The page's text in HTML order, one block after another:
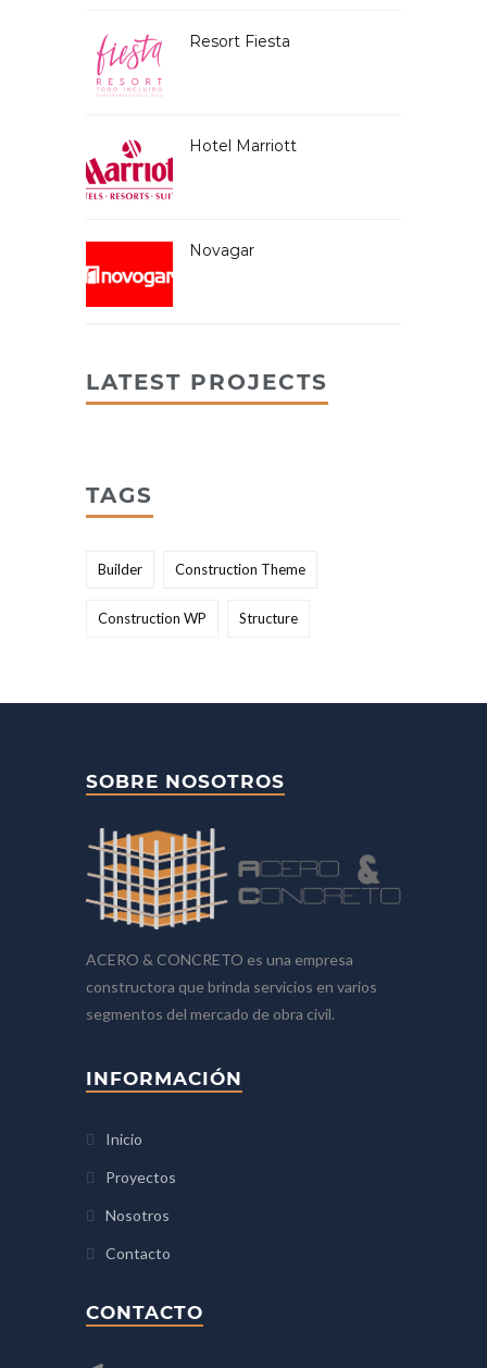
Resort Fiesta
Hotel Marriott
Novagar
LATEST PROJECTS
TAGS
Builder Construction Theme
Construction WP Structure
SOBRE NOSOTROS
ACERO & CONCRETO es una empresa
constructora que brinda servicios en varios
segmentos del mercado de obra civil.
INFORMACIÓN
Inicio
Proyectos
Nosotros
Contacto
CONTACTO